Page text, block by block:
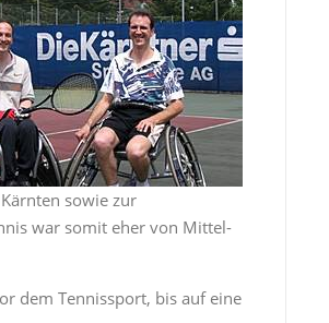
sowie zur
war somit eher von Mittel-
dem Tennissport, bis auf eine